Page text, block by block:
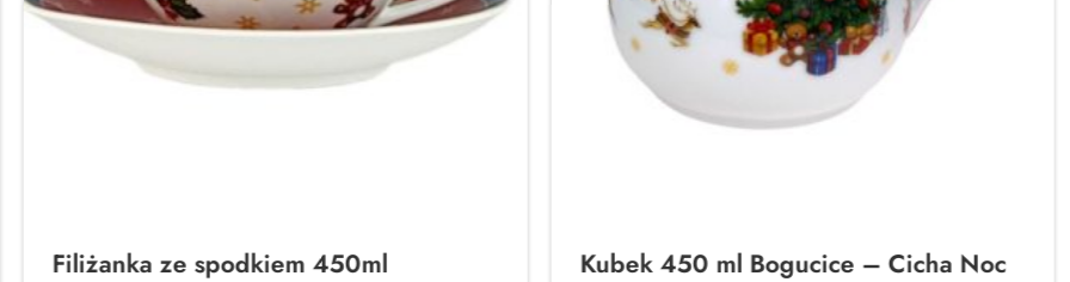
Filiżanka ze spodkiem 450ml
Kubek 450 ml Bogucice – Cicha Noc